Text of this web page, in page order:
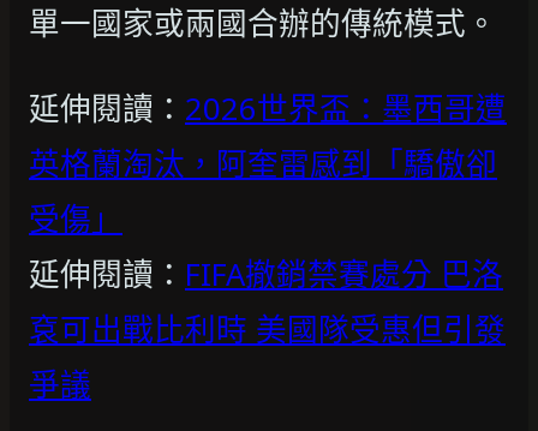
單一國家或兩國合辦的傳統模式。
延伸閱讀： 2026世界盃：墨西哥遭
英格蘭淘汰，阿奎雷感到「驕傲卻
受傷」
延伸閱讀： FIFA撤銷禁賽處分 巴洛
袞可出戰比利時 美國隊受惠但引發
爭議